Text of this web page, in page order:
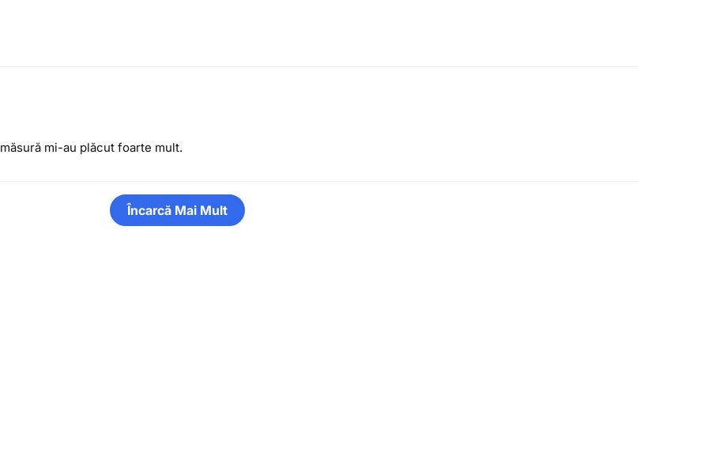
mi-au plăcut foarte mult.
Încarcă Mai Mult